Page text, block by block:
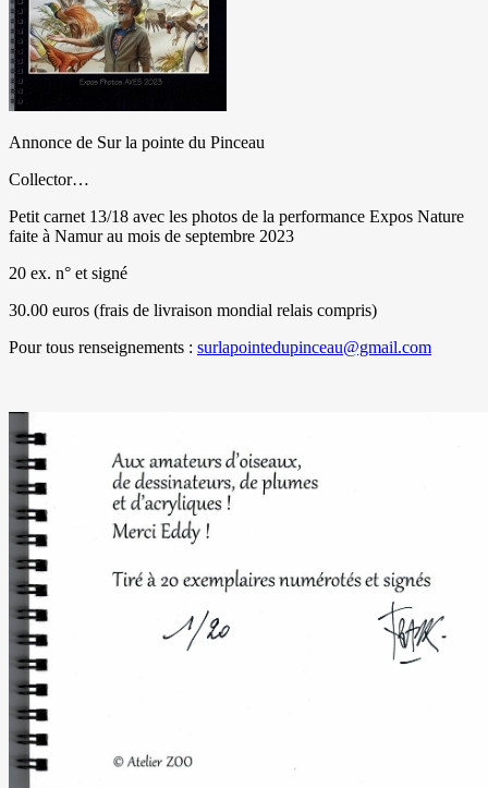
Annonce de Sur la pointe du Pinceau
Collector…
Petit carnet 13/18 avec les photos de la performance Expos Nature
faite à Namur au mois de septembre 2023
20 ex. n° et signé
30.00 euros (frais de livraison mondial relais compris)
Pour tous renseignements : surlapointedupinceau@gmail.com